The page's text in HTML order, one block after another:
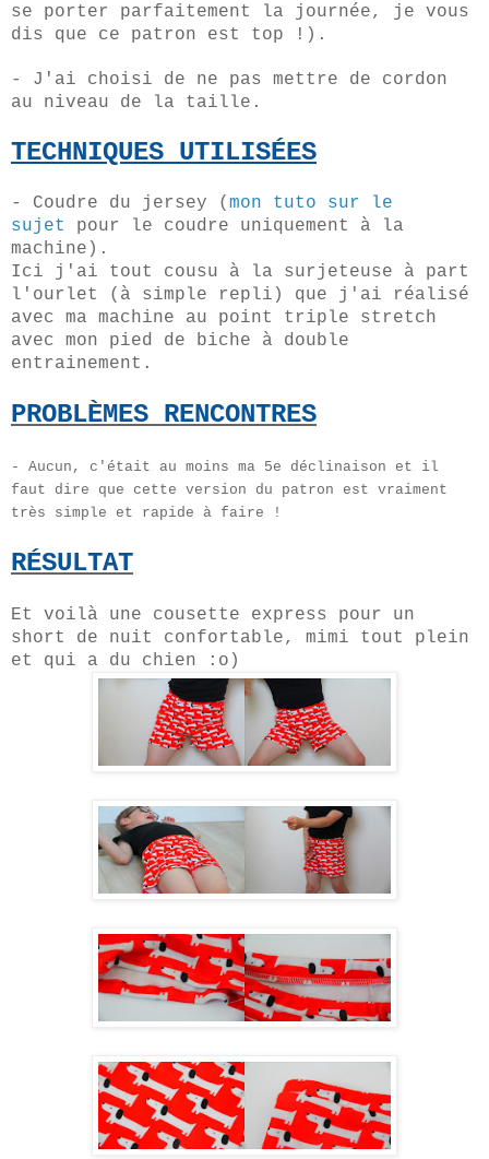
se porter parfaitement la journée, je vous
dis que ce patron est top !).
- J'ai choisi de ne pas mettre de cordon
au niveau de la taille.
TECHNIQUES UTILISÉES
- Coudre du jersey ( mon tuto sur le
sujet
pour le coudre uniquement à la
machine).
Ici j'ai tout cousu à la surjeteuse à part
l'ourlet (à simple repli) que j'ai réalisé
avec ma machine au point triple stretch
avec mon pied de biche à double
entrainement.
PROBLÈMES RENCONTRES
- Aucun, c'était au moins ma 5e déclinaison et il
faut dire que cette version du patron est vraiment
très simple et rapide à faire !
RÉSULTAT
Et voilà une cousette express pour un
short de nuit confortable, mimi tout plein
et qui a du chien :o)